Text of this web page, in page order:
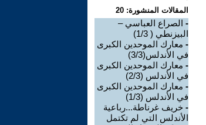
المقالات المنشورة: 20
- الصراع العباسي –
البيزنطي ( 1/3)
- معارك الموحدين الكبرى
في الأندلس(3/3)
- معارك الموحدين الكبرى
في الأندلس (2/3)
- معارك الموحدين الكبرى
في الأندلس (1/3)
- خريف غرناطة...رباعية
الأندلس التي لم تكتمل